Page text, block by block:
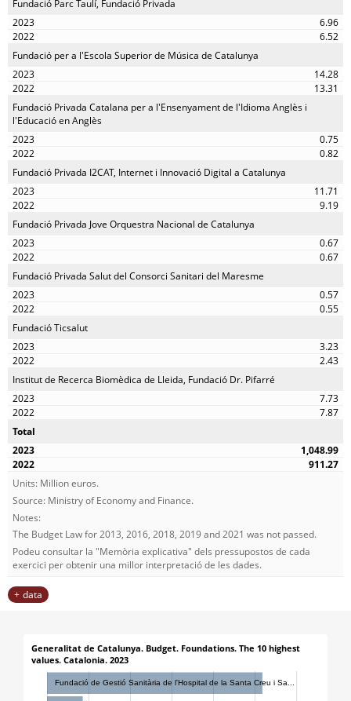
Fundació Parc Taulí, Fundació Privada
6.96
6.52
Fundació per a l'Escola Superior de Música de Catalunya
14.28
13.31
Fundació Privada Catalana per a l'Ensenyament de l'Idioma Anglès i
l'Educació en Anglès
0.75
0.82
Fundació Privada I2CAT, Internet i Innovació Digital a Catalunya
11.71
9.19
Fundació Privada Jove Orquestra Nacional de Catalunya
0.67
0.67
Fundació Privada Salut del Consorci Sanitari del Maresme
0.57
0.55
Fundació Ticsalut
3.23
2.43
Institut de Recerca Biomèdica de Lleida, Fundació Dr. Pifarré
7.73
7.87
Total
1,048.99
911.27
Units: Million euros.
Source: Ministry of Economy and Finance.
Notes:
The Budget Law for 2013, 2016, 2018, 2019 and 2021 was not passed.
Podeu consultar la "Memòria explicativa" dels pressupostos de cada
exercici per obtenir una millor interpretació de les dades.
data